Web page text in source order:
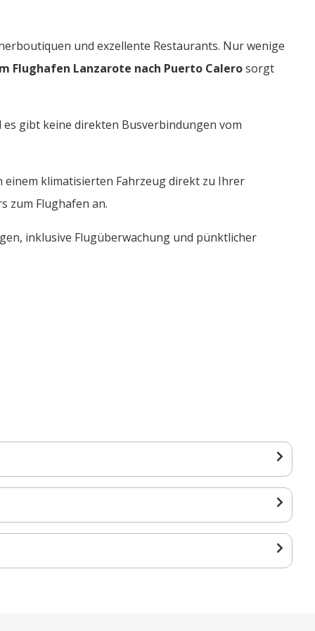
und exzellente Restaurants. Nur wenige
Flughafen Lanzarote nach Puerto Calerosorgt
gibt keine direkten Busverbindungen vom
einem klimatisierten Fahrzeug direkt zu Ihrer
zum Flughafen an.
inklusive Flugüberwachung und pünktlicher